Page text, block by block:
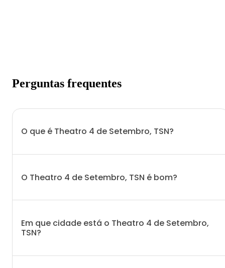
Perguntas frequentes
O que é Theatro 4 de Setembro, TSN?
O Theatro 4 de Setembro, TSN é bom?
Em que cidade está o Theatro 4 de Setembro,
TSN?